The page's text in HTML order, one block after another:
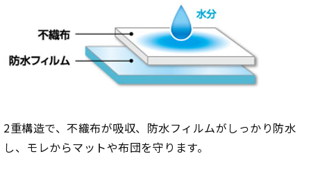
2重構造で、不織布が吸収、防水フィルムがしっかり防水
し、モレからマットや布団を守ります。